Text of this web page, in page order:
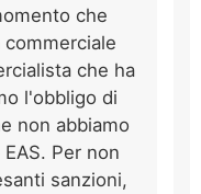
che
che ha
l'obbligo di
non abbiamo
Per non
sanzioni,